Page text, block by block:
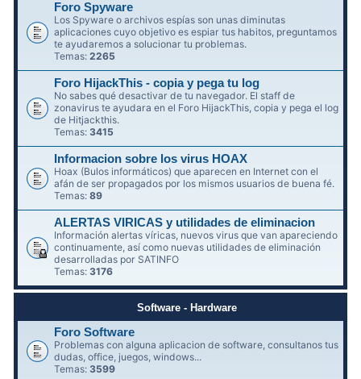
Foro Spyware
Los Spyware o archivos espías son unas diminutas
aplicaciones cuyo objetivo es espiar tus habitos, preguntamos
te ayudaremos a solucionar tu problemas.
Temas:2265
Foro HijackThis - copia y pega tu log
No sabes qué desactivar de tu navegador. El staff de
zonavirus te ayudara en el Foro HijackThis, copia y pega el log
de Hitjackthis.
Temas: 3415
Informacion sobre los virus HOAX
Hoax (Bulos informáticos) que aparecen en Internet con el
afán de ser propagados por los mismos usuarios de buena fé.
Temas:89
ALERTAS VIRICAS y utilidades de eliminacion
Información alertas víricas, nuevos virus que van apareciendo
continuamente, así como nuevas utilidades de eliminación
desarrolladas por SATINFO
Temas:3176
Software - Hardware
Foro Software
Problemas con alguna aplicacion de software, consultanos tus
dudas, office, juegos, windows...
Temas: 3599